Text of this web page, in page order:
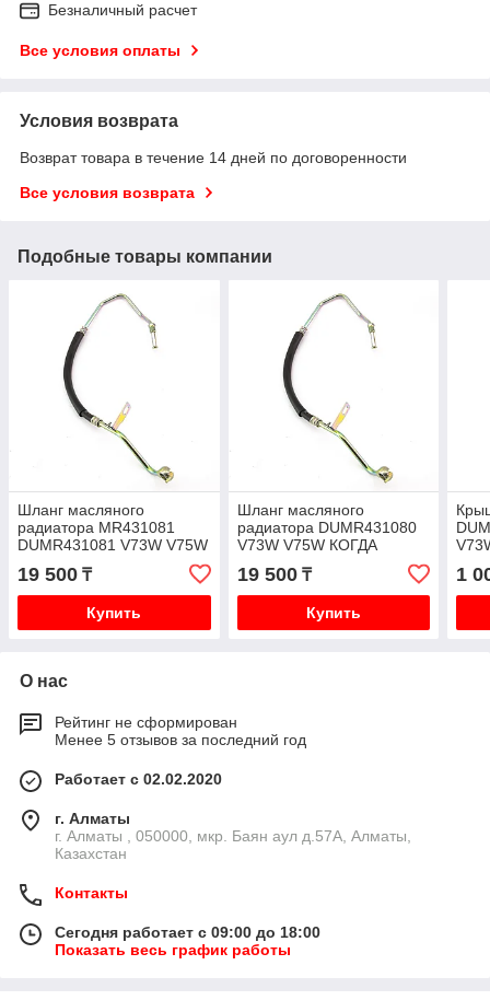
Безналичный расчет
Все условия оплаты
Условия возврата
Возврат товара в течение 14 дней по договоренности
Все условия возврата
Подобные товары компании
Шланг масляного
радиатора MR431081
DUMR431081 V73W V75W
19 500 ₸
Купить
Шланг масляного
радиатора DUMR431080
V73W V75W КОГДА
ЗАКОНЧИТСЯ ЗАКАЗАТЬ
RU1080MR
19 500₸
Купить
1
О нас
Рейтинг не сформирован
Менее 5 отзывов за последний год
Работает с 02.02.2020
г. Алматы
г. Алматы , 050000, мкр. Баян аул д.57А, Алматы,
Казахстан
Контакты
Сегодня работает с 09:00 до 18:00
Показать весь график работы